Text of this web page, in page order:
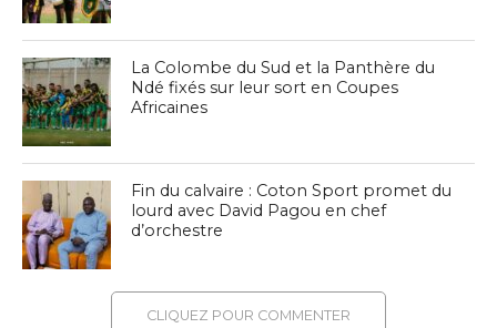
La Colombe du Sud et la Panthère du
Ndé fixés sur leur sort en Coupes
Africaines
Fin du calvaire : Coton Sport promet du
lourd avec David Pagou en chef
d’orchestre
CLIQUEZ POUR COMMENTER